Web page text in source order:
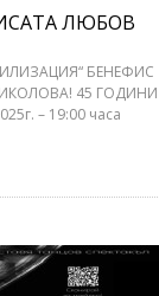
ЛЮБОВ
БЕНЕФИС
45 ГОДИНИ
– 19:00 часа